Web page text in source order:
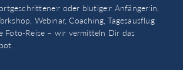
oder blutige:r Anfänger:in,
Webinar, Coaching, Tagesausflug
Foto-Reise – wir vermitteln Dir das